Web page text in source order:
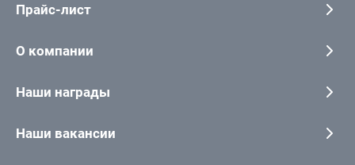
Прайс-лист
О компании
Наши награды
Наши вакансии